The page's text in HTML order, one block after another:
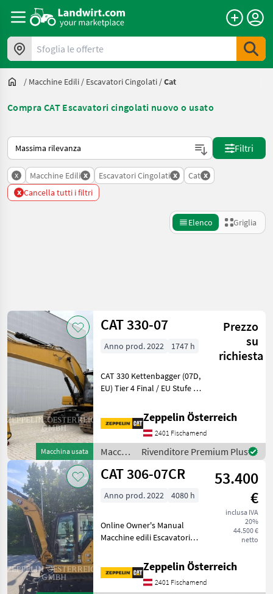
Sfoglia le offerte
/ Macchine Edili / Escavatori Cingolati /Cat
Compra CAT Escavatori cingolati nuovo o usato
Ecco come viene ordinato su Landwirt.com
Filtri
x Macchine Edili x Escavatori Cingolati x Cat x
x Cancella tutti i filtri
Elenco Griglia
ricerca
Categoria Paese Filtri
Macchine
edili
Macchine
Escavatori
Cingolati
Cat
SCEGLI
CATEGORIA
CAT
Hyundai
Reimposta
Mostra
124
risultati
Macchina usata
CAT 330-07
Prezzo
su
richiesta
Anno prod. 2022 1747 h
CAT 330 Kettenbagger (07D,
EU) Tier 4 Final / EU Stufe V
360° Kamera Reach-
Ausleger 6, 15 m + Stiel 3, 20
Zusatzs
Zeppelin Österreich
2401 Fischamend
Macchine
edili /
CAT
Rivenditore Premium Plus
CAT 306-07CR
53.400
€
inclusa IVA
20%
44.500 €
netto
Anno prod. 2022 4080 h
Online Owner's Manual
Macchine edili Escavatori
Zeppelin Österreich
2401 Fischamend